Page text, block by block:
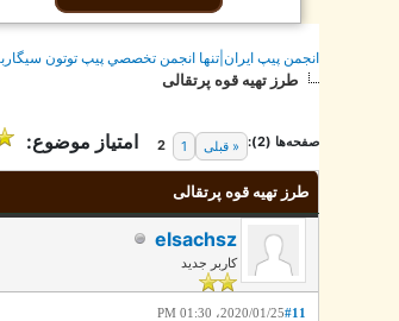
انجمن پيپ ايران|تنها انجمن تخصصي پيپ توتون
طرز تهیه قوه پرتقالی
صفحه‌ها (2): « قبلی 1
2 امتیاز موضوع:
طرز تهیه قوه پرتقالی
elsachsz
کاربر جدید
#112020/01/25، 01:30 PM